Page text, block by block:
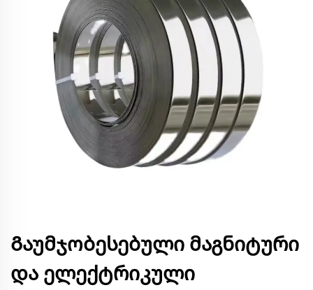
Გაუმჯობესებული მაგნიტური
და ელექტრიკული